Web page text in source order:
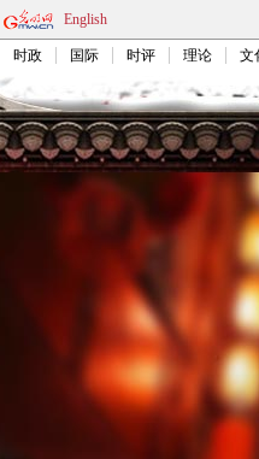
English
时政 国际 时评 理论 文